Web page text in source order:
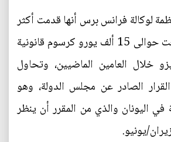
لوكالة فرانس برس أنها قدمت أكثر
من 60 وثيقة ودفعت حوالى 15 ألف يورو كرسوم قانونية
خلال العامين الماضيين، وتحاول
الصادر عن مجلس الدولة، وهو
في اليونان والذي من المقرر أن ينظر
يونيو.